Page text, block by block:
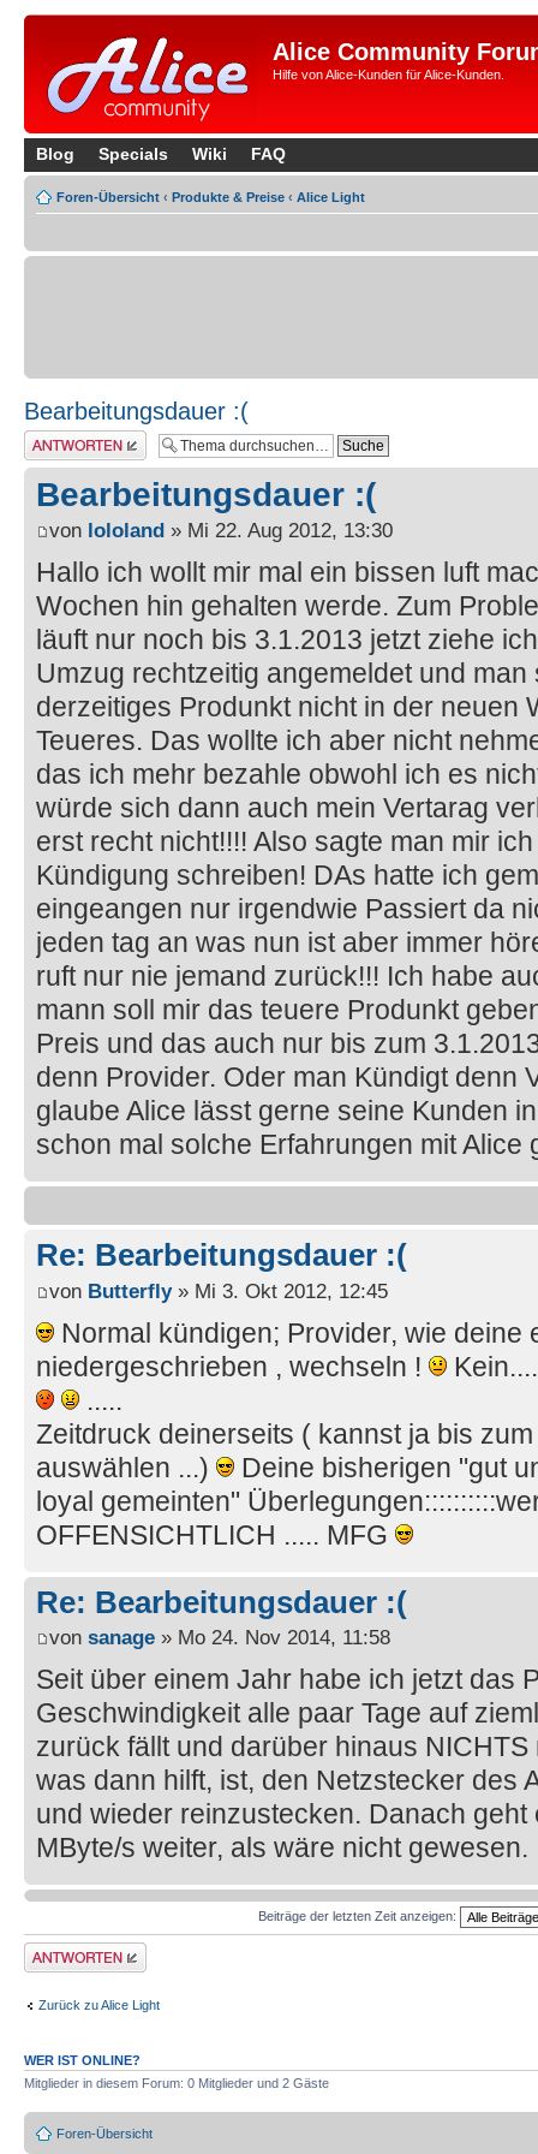
Alice Community
Hilfe von Alice-Kunden für Alice-Kunden.
Blog Specials Wiki FAQ
Foren-Übersicht ‹ Produkte & Preise ‹ Alice Light
Bearbeitungsdauer :(
Antwort erstellen
Bearbeitungsdauer :(
von lololand » Mi 22. Aug 2012, 13:30
Hallo ich wollt mir mal ein bissen luft
Wochen hin gehalten werde. Zum
läuft nur noch bis 3.1.2013 jetzt ziehe
Umzug rechtzeitig angemeldet und man
derzeitiges Produnkt nicht in der neuen
Teueres. Das wollte ich aber nicht
das ich mehr bezahle obwohl ich es
würde sich dann auch mein Vertarag
erst recht nicht!!!! Also sagte man mir
Kündigung schreiben! DAs hatte ich
eingeangen nur irgendwie Passiert da
jeden tag an was nun ist aber immer
ruft nur nie jemand zurück!!! Ich habe
mann soll mir das teuere Produnkt
Preis und das auch nur bis zum
denn Provider. Oder man Kündigt denn
glaube Alice lässt gerne seine Kunden
schon mal solche Erfahrungen mit Alice
Re: Bearbeitungsdauer :(
von Butterfly» Mi 3. Okt 2012, 12:45
Normal kündigen; Provider, wie deine
niedergeschrieben , wechseln !
.....
Zeitdruck deinerseits ( kannst ja bis
auswählen ...)
Deine bisherigen "gut
loyal gemeinten"
OFFENSICHTLICH ..... MFG
Re: Bearbeitungsdauer :(
von sanage » Mo 24. Nov 2014, 11:58
Seit über einem Jahr habe ich jetzt das
Geschwindigkeit alle paar Tage auf
zurück fällt und darüber hinaus
was dann hilft, ist, den Netzstecker des
und wieder reinzustecken. Danach geht
MByte/s weiter, als wäre nicht gewesen.
Beiträge der letzten Zeit anzeigen:
Antwort erstellen
Zurück zu Alice Light
WER IST ONLINE?
Mitglieder in diesem Forum: 0 Mitglieder und 2 Gäste
Foren-Übersicht